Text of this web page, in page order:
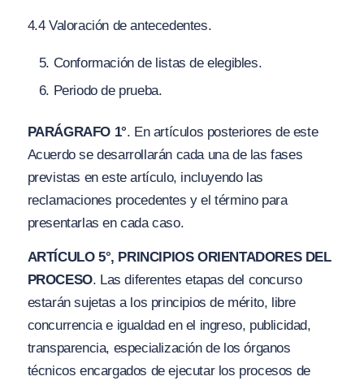
4.4 Valoración de antecedentes.
Conformación de listas de elegibles.
Periodo de prueba.
PARÁGRAFO 1°. En artículos posteriores de este
Acuerdo se desarrollarán cada una de las fases
previstas en este artículo, incluyendo las
reclamaciones procedentes y el término para
presentarlas en cada caso.
ARTÍCULO 5°, PRINCIPIOS ORIENTADORES DEL
PROCESO. Las diferentes etapas del concurso
estarán sujetas a los principios de mérito, libre
concurrencia e igualdad en el ingreso, publicidad,
transparencia, especialización de los órganos
técnicos encargados de ejecutar los procesos de